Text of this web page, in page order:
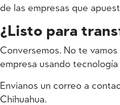
de las empresas que
¿Listo para
Conversemos. No te
empresa usando
Envianos un correo a
Chihuahua.